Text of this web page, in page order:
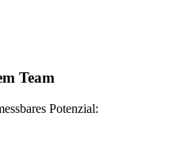
Team
Potenzial: